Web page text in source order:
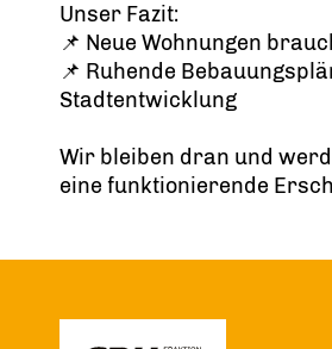
Unser Fazit:
📌 Neue Wohnungen
📌 Ruhende
Stadtentwicklung
Wir bleiben dran und
eine funktionierende